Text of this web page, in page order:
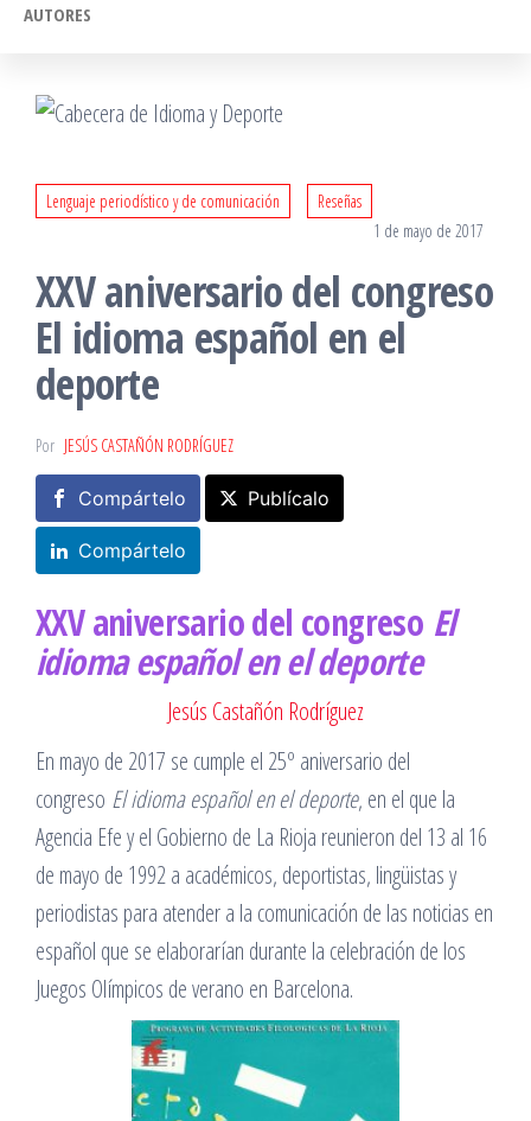
AUTORES
Lenguaje periodístico y de comunicación
Reseñas
1 de mayo de 2017
XXV aniversario del congreso
El idioma español en el
deporte
Por JESÚS CASTAÑÓN RODRÍGUEZ
Compártelo Publícalo
Compártelo
XXV aniversario del congreso El
idioma español en el deporte
Jesús Castañón Rodríguez
En mayo de 2017 se cumple el 25º aniversario del
congreso El idioma español en el deporte, en el que la
Agencia Efe y el Gobierno de La Rioja reunieron del 13 al 16
de mayo de 1992 a académicos, deportistas, lingüistas y
periodistas para atender a la comunicación de las noticias en
español que se elaborarían durante la celebración de los
Juegos Olímpicos de verano en Barcelona.